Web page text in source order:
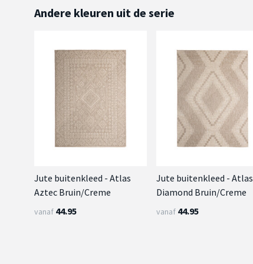
Andere kleuren uit de serie
Jute buitenkleed - Atlas
Aztec Bruin/Creme
vanaf 44.95
Jute buitenkleed - Atlas
Diamond Bruin/Creme
vanaf 44.95